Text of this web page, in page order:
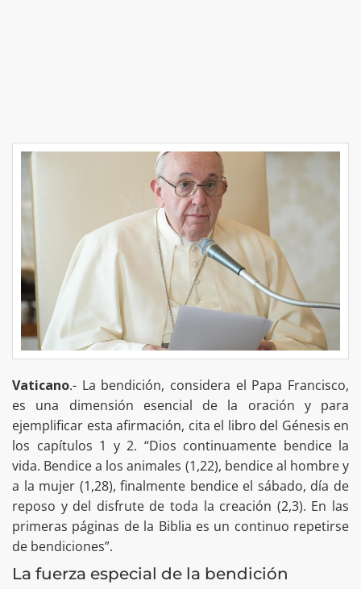
Vaticano.- La bendición, considera el Papa Francisco,
es una dimensión esencial de la oración y para
ejemplificar esta afirmación, cita el libro del Génesis en
los capítulos 1 y 2. “Dios continuamente bendice la
vida. Bendice a los animales (1,22), bendice al hombre y
a la mujer (1,28), finalmente bendice el sábado, día de
reposo y del disfrute de toda la creación (2,3). En las
primeras páginas de la Biblia es un continuo repetirse
de bendiciones”.
La fuerza especial de la bendición